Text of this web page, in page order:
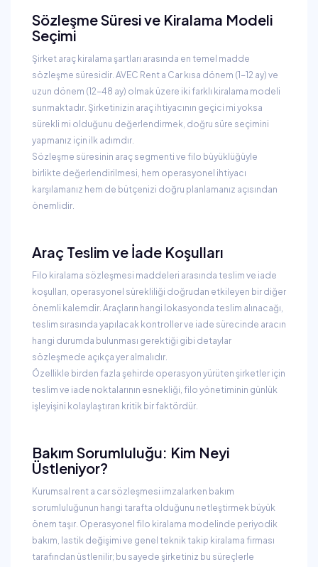
Sözleşme Süresi ve Kiralama Modeli
Seçimi
Şirket araç kiralama şartları arasında en temel madde
sözleşme süresidir. AVEC Rent a Car kısa dönem (1-12 ay) ve
uzun dönem (12-48 ay) olmak üzere iki farklı kiralama modeli
sunmaktadır. Şirketinizin araç ihtiyacının geçici mi yoksa
sürekli mi olduğunu değerlendirmek, doğru süre seçimini
yapmanız için ilk adımdır.
Sözleşme süresinin araç segmenti ve filo büyüklüğüyle
birlikte değerlendirilmesi, hem operasyonel ihtiyacı
karşılamanız hem de bütçenizi doğru planlamanız açısından
önemlidir.
Araç Teslim ve İade Koşulları
Filo kiralama sözleşmesi maddeleri arasında teslim ve iade
koşulları, operasyonel sürekliliği doğrudan etkileyen bir diğer
önemli kalemdir. Araçların hangi lokasyonda teslim alınacağı,
teslim sırasında yapılacak kontroller ve iade sürecinde aracın
hangi durumda bulunması gerektiği gibi detaylar
sözleşmede açıkça yer almalıdır.
Özellikle birden fazla şehirde operasyon yürüten şirketler için
teslim ve iade noktalarının esnekliği, filo yönetiminin günlük
işleyişini kolaylaştıran kritik bir faktördür.
Bakım Sorumluluğu: Kim Neyi
Üstleniyor?
Kurumsal rent a car sözleşmesi imzalarken bakım
sorumluluğunun hangi tarafta olduğunu netleştirmek büyük
önem taşır. Operasyonel filo kiralama modelinde periyodik
bakım, lastik değişimi ve genel teknik takip kiralama firması
tarafından üstlenilir; bu sayede şirketiniz bu süreçlerle